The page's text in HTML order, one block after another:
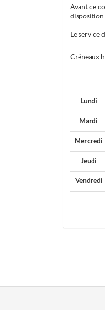
Avant de
disposition
Le service
Créneaux
Lundi
Mardi
Mercredi
Jeudi
Vendredi